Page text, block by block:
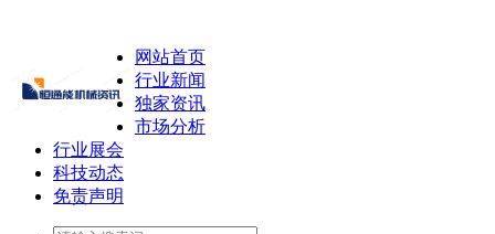
网站首页
行业新闻
独家资讯
市场分析
行业展会
科技动态
免责声明